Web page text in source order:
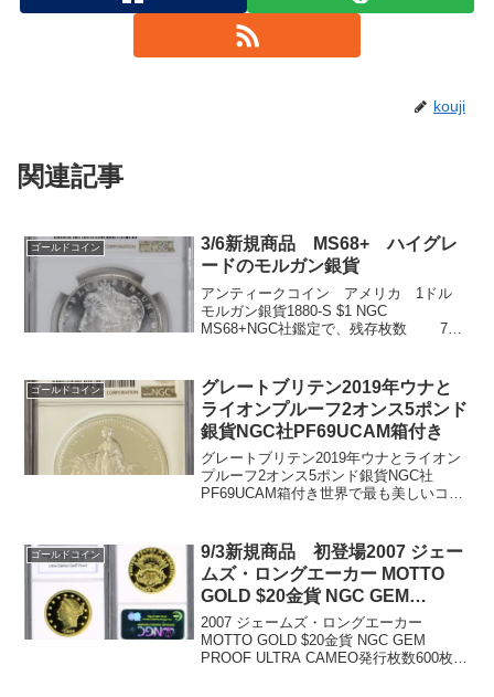
kouji
関連記事
ゴールドコイン
3/6新規商品 MS68+ ハイグレ
ードのモルガン銀貨
アンティークコイン アメリカ 1ドル
モルガン銀貨1880-S $1 NGC
MS68+NGC社鑑定で、残存枚数 7
ります。非常に高いグレードの...
ゴールドコイン
グレートブリテン2019年ウナと
ライオンプルーフ2オンス5ポンド
銀貨NGC社PF69UCAM箱付き
グレートブリテン2019年ウナとライオン
プルーフ2オンス5ポンド銀貨NGC社
PF69UCAM箱付き世界で最も美しいコイ
りました。英国ロイヤルミント（Royal
M...
ゴールドコイン
9/3新規商品 初登場2007 ジェー
ムズ・ロングエーカー MOTTO
GOLD $20金貨 NGC GEM
PROOF ULTRA CAMEO
2007 ジェームズ・ロングエーカー
MOTTO GOLD $20金貨 NGC GEM
PROOF ULTRA CAMEO発行枚数600枚の